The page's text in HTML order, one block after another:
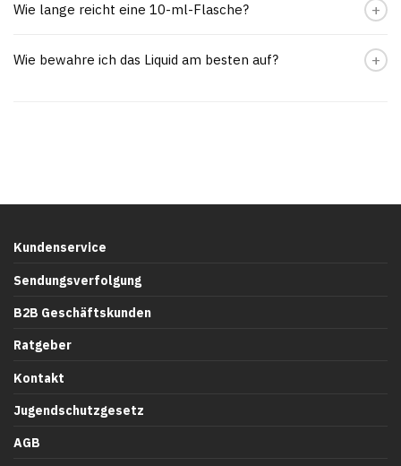
Wie lange reicht eine 10-ml-Flasche?
Wie bewahre ich das Liquid am besten auf?
Kundenservice
Sendungsverfolgung
B2B Geschäftskunden
Ratgeber
Kontakt
Jugendschutzgesetz
AGB